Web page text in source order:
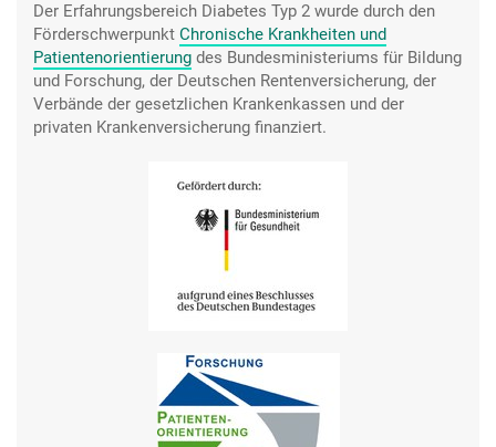
Also Bier trink ich gar nicht mehr, weil ich irgendwie jetzt
eigentlich weiß, ich hab ein Problem mit kohlenhydratreichen
Lebensmitteln.
Der Erfahrungsbereich Diabetes Typ 2 wurde durch den
Förderschwerpunkt Chronische Krankheiten und
Patientenorientierung des Bundesministeriums für Bildung
und Forschung, der Deutschen Rentenversicherung, der
Verbände der gesetzlichen Krankenkassen und der
privaten Krankenversicherung finanziert.